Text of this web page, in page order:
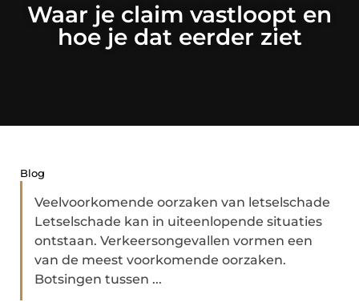
Waar je claim vastloopt en
hoe je dat eerder ziet
Blog
Veelvoorkomende oorzaken van letselschade
Letselschade kan in uiteenlopende situaties
ontstaan. Verkeersongevallen vormen een
van de meest voorkomende oorzaken.
Botsingen tussen ...